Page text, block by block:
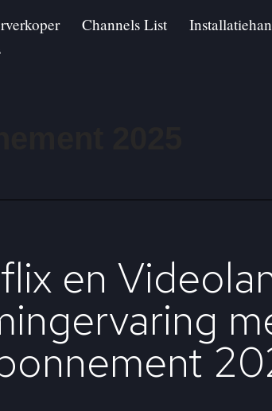
Channels List
en